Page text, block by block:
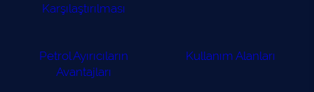
Karşılaştırılması
Petrol Ayırıcıların
Avantajları
Kullanım Alanları